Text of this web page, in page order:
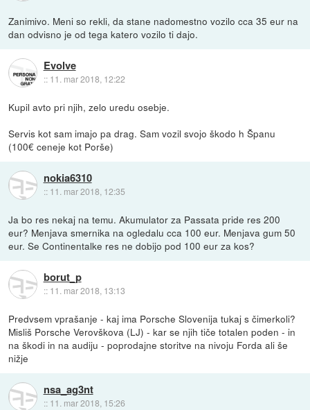
Zanimivo. Meni so rekli, da stane nadomestno vozilo cca 35 eur na
dan odvisno je od tega katero vozilo ti dajo.
Evolve
:: 11. mar 2018, 12:22
Kupil avto pri njih, zelo uredu osebje.
Servis kot sam imajo pa drag. Sam vozil svojo škodo h Španu
(100€ ceneje kot Porše)
nokia6310
:: 11. mar 2018, 12:35
Ja bo res nekaj na temu. Akumulator za Passata pride res 200
eur? Menjava smernika na ogledalu cca 100 eur. Menjava gum 50
eur. Se Continentalke res ne dobijo pod 100 eur za kos?
borut_p
:: 11. mar 2018, 13:13
Predvsem vprašanje - kaj ima Porsche Slovenija tukaj s čimerkoli?
Misliš Porsche Verovškova (LJ) - kar se njih tiče totalen poden - in
na škodi in na audiju - poprodajne storitve na nivoju Forda ali še
nižje
nsa_ag3nt
:: 11. mar 2018, 15:26